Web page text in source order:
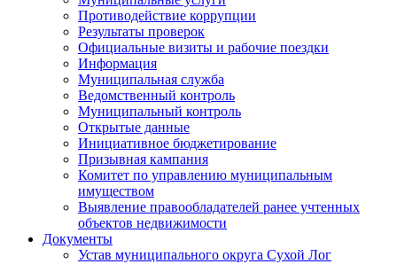
Противодействие коррупции
Результаты проверок
Официальные визиты и рабочие поездки
Информация
Муниципальная служба
Ведомственный контроль
Муниципальный контроль
Открытые данные
Инициативное бюджетирование
Призывная кампания
Комитет по управлению муниципальным
имуществом
Выявление правообладателей ранее учтенных
объектов недвижимости
Документы
Устав муниципального округа Сухой Лог